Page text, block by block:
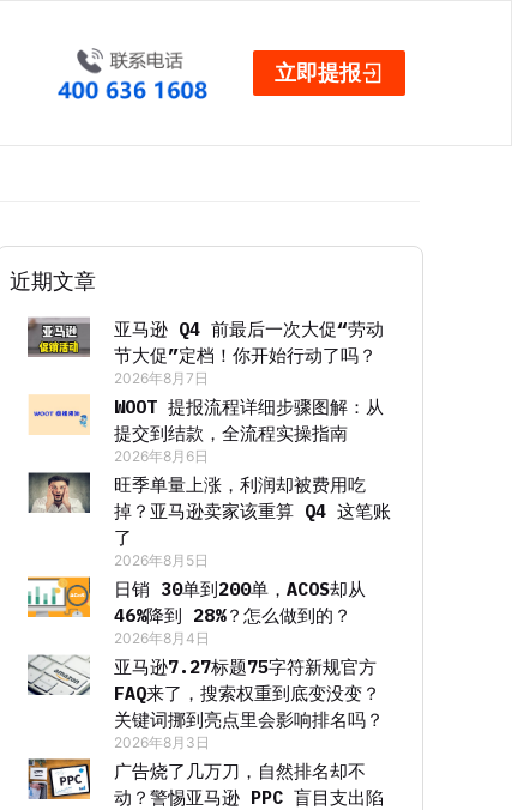
立即提报
近期文章
亚马逊 Q4 前最后一次大促“劳动
节大促”定档！你开始行动了吗？
2026年8月7日
WOOT 提报流程详细步骤图解：从
提交到结款，全流程实操指南
2026年8月6日
旺季单量上涨，利润却被费用吃
掉？亚马逊卖家该重算 Q4 这笔账
了
2026年8月5日
日销 30单到200单，ACOS却从
46%降到 28%？怎么做到的？
2026年8月4日
亚马逊7.27标题75字符新规官方
FAQ来了，搜索权重到底变没变？
关键词挪到亮点里会影响排名吗？
2026年8月3日
广告烧了几万刀，自然排名却不
动？警惕亚马逊 PPC 盲目支出陷